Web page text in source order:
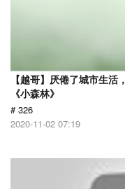
【越哥】厌倦了城市生
《小森林》
# 326
2020-11-02 07:19